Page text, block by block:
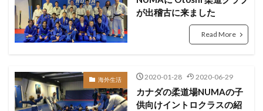
が出稽古に来ました
Read More
海外生活 2020-01-28 2020-06-29
カナダの柔道場NUMAの子
供向けイントロクラスの紹